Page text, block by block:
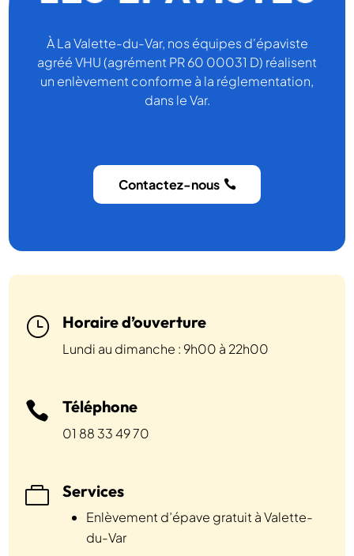
À La Valette-du-Var, nos équipes d'épaviste
agréé VHU (agrément PR 60 00031 D) réalisent
un enlèvement conforme à la réglementation,
dans le Var.
Contactez-nous
} Horaire d’ouverture
Lundi au dimanche : 9h00 à 22h00
 Téléphone
01 88 33 49 70
 Services
Enlèvement d’épave gratuit à Valette-
du-Var